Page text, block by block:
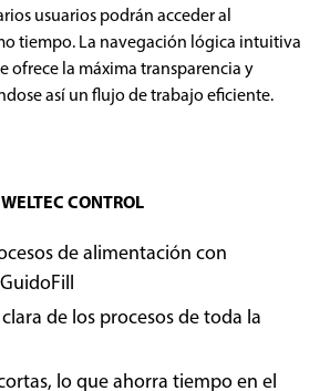
usuarios podrán acceder al
tiempo. La navegación lógica intuitiva
ofrece la máxima transparencia y
así un flujo de trabajo eficiente.
CONTROL
de alimentación con
de los procesos de toda la
lo que ahorra tiempo en el